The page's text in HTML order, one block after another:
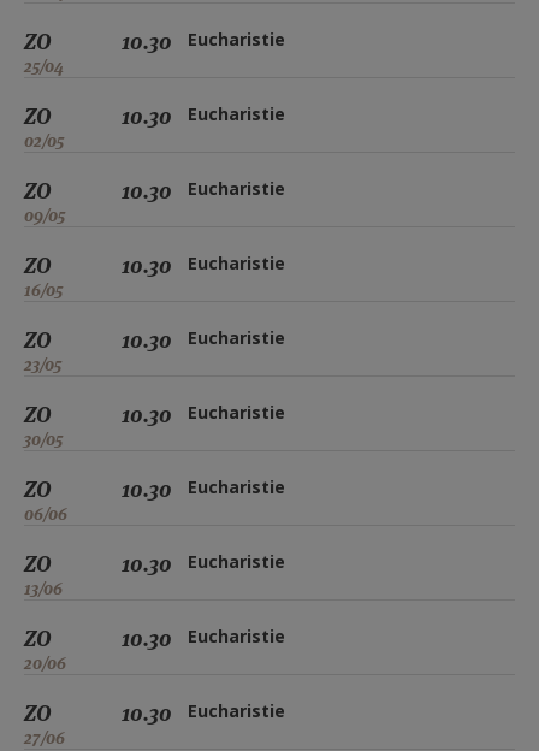
ZO
25/04
10.30 Eucharistie
ZO
02/05
10.30 Eucharistie
ZO
09/05
10.30 Eucharistie
ZO
16/05
10.30 Eucharistie
ZO
23/05
10.30 Eucharistie
ZO
30/05
10.30 Eucharistie
ZO
06/06
10.30 Eucharistie
ZO
13/06
10.30 Eucharistie
ZO
20/06
10.30 Eucharistie
ZO
27/06
10.30 Eucharistie